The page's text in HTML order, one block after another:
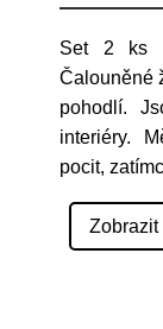
Set 2 ks
Čalouněné
pohodlí.
interiéry.
pocit,
Zobrazit